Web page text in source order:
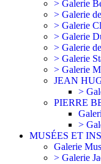
> Galerie
> Galerie
> Galerie
> Galerie
> Galerie
> Galerie
> Galerie
JEAN
>
PIERRE
>
MUSÉES ET
Galerie
> Galerie